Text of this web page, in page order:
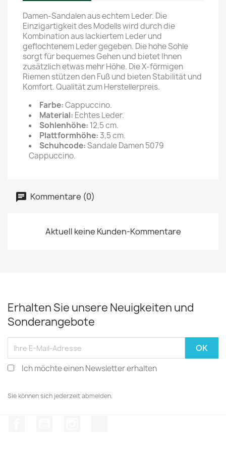
Damen-Sandalen aus echtem Leder. Die
Einzigartigkeit des Modells wird durch die
Kombination aus lackiertem Leder und
geflochtenem Leder gegeben. Die hohe Sohle
sorgt für bequemes Gehen und bietet Ihnen
zusätzlich etwas mehr Höhe. Die X-förmigen
Riemen stützen den Fuß und bieten Stabilität und
Komfort. Qualität zum Herstellerpreis.
Farbe:Cappuccino.
Material: Echtes Leder.
Sohlenhöhe: 12,5 cm.
Plattformhöhe:3,5 cm.
Schuhcode:Sandale Damen 5079
Cappuccino.
Kommentare (0)
Aktuell keine Kunden-Kommentare
Erhalten Sie unsere Neuigkeiten und
Sonderangebote
Ich möchte einen Newsletter erhalten
Sie können sich jederzeit abmelden.